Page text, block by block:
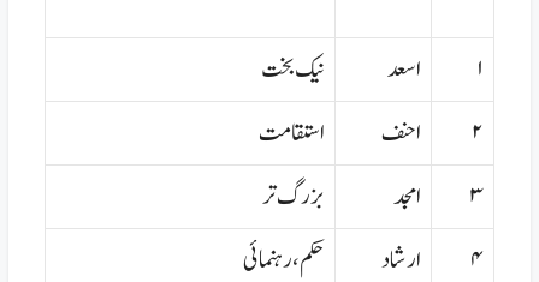
نیک بخت اسعد
۱
استقامت
احنف
۲
بزرگ تر
امجد
۳
حکم،رہنمائی
ارشاد
۴